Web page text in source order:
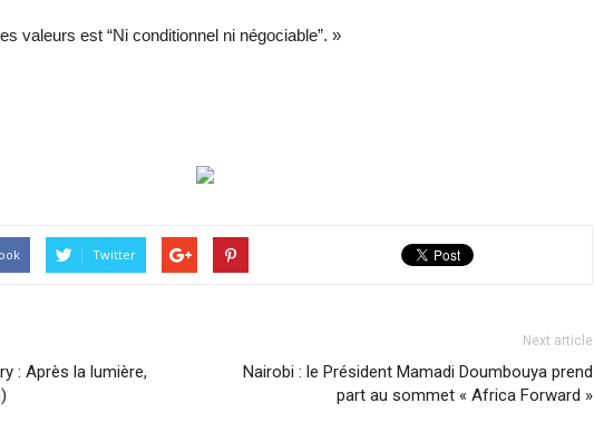
valeurs est “Ni conditionnel ni négociable”. »
Twitter
: Après la lumière,
Next article
Nairobi : le Président Mamadi Doumbouya prend
part au sommet « Africa Forward »